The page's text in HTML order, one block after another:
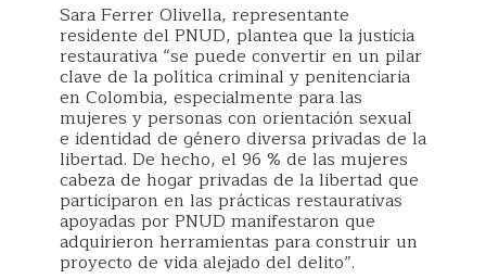
Sara Ferrer Olivella, representante
residente del PNUD, plantea que la justicia
restaurativa “se puede convertir en un pilar
clave de la política criminal y penitenciaria
en Colombia, especialmente para las
mujeres y personas con orientación sexual
e identidad de género diversa privadas de la
libertad. De hecho, el 96 % de las mujeres
cabeza de hogar privadas de la libertad que
participaron en las prácticas restaurativas
apoyadas por PNUD manifestaron que
adquirieron herramientas para construir un
proyecto de vida alejado del delito”.